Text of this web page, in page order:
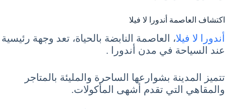
اكتشاف العاصمة أندورا لا فيلا
أندورا لا فيلا، العاصمة النابضة بالحياة، تعد وجهة رئيسية
عند السياحة في مدن أندورا .
تتميز المدينة بشوارعها الساحرة والمليئة بالمتاجر
والمقاهي التي تقدم أشهى المأكولات.